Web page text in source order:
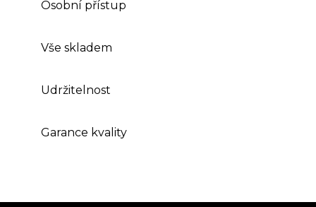
Osobní přístup
Vše skladem
Udržitelnost
Garance kvality